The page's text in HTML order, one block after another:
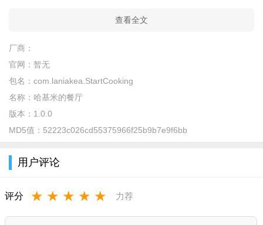
查看全文
厂商：
官网： 暂无
包名： com.laniakea.StartCooking
名称： 哈基米的餐厅
版本： 1.0.0
MD5值： 52223c026cd55375966f25b9b7e9f6bb
用户评论
评分 ★ ★ ★ ★ ★ 力荐